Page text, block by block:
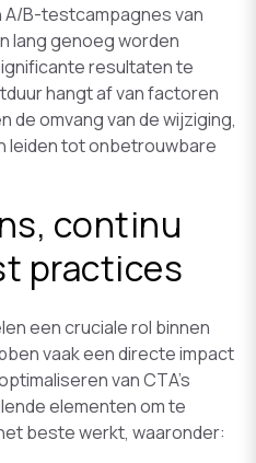
A/B-testcampagnes van
lang genoeg worden
resultaten te
hangt af van factoren
de omvang van de wijziging,
leiden tot onbetrouwbare
continu
practices
een cruciale rol binnen
vaak een directe impact
van CTA’s
elementen om te
beste werkt, waaronder: